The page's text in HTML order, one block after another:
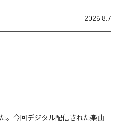
2026.8.7
。今回デジタル配信された楽曲